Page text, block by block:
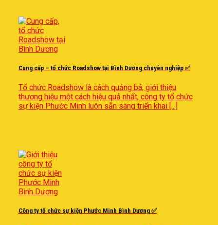
Cung cấp – tổ chức Roadshow tại Bình Dương chuyên nghiệp ✅
Tổ chức Roadshow là cách quảng bá, giới thiệu
thương hiệu một cách hiệu quả nhất, công ty tổ chức
sự kiện Phước Minh luôn sẵn sàng triển khai [...]
Công ty tổ chức sự kiện Phước Minh Bình Dương ✅